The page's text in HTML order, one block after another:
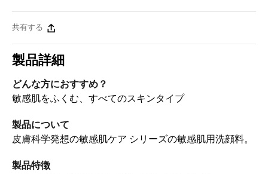
共有する
製品詳細
どんな方におすすめ？
敏感肌をふくむ、すべてのスキンタイプ
製品について
皮膚科学発想の敏感肌ケア シリーズの敏感肌用洗顔料。
製品特徴